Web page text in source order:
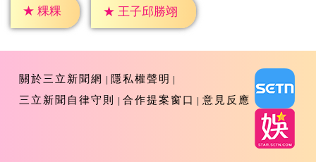
★ 粿粿 ★ 王子邱勝翊
關於三立新聞網
隱私權聲明
三立新聞自律守則
合作提案窗口 意見反應